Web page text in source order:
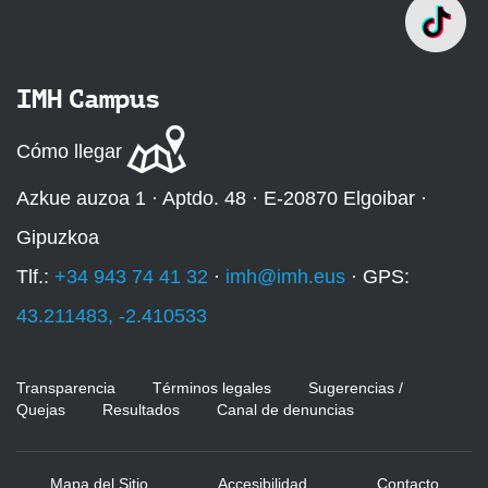
IMH Campus
Cómo llegar
Azkue auzoa 1 · Aptdo. 48 · E-20870 Elgoibar ·
Gipuzkoa
Tlf.: +34 943 74 41 32 · imh@imh.eus · GPS:
43.211483, -2.410533
Transparencia Términos legales
Sugerencias /
Quejas
Resultados Canal de denuncias
Mapa del Sitio Accesibilidad Contacto